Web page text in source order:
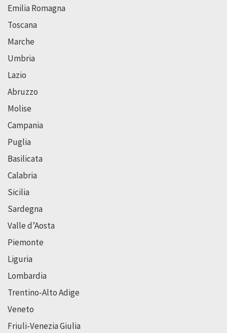
Emilia Romagna
Toscana
Marche
Umbria
Lazio
Abruzzo
Molise
Campania
Puglia
Basilicata
Calabria
Sicilia
Sardegna
Valle d’Aosta
Piemonte
Liguria
Lombardia
Trentino-Alto Adige
Veneto
Friuli-Venezia Giulia